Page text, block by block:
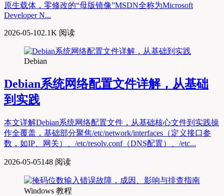
原生载体，零修改的“母版镜像”MSDN全称为Microsoft
Developer N...
2026-05-102.1K 阅读
Debian
Debian系统网络配置文件详解，从基础
到实践
本文详解Debian系统网络配置文件，从基础核心文件到实践操
作全覆盖，基础部分聚焦/etc/network/interfaces（定义接口参
数，如IP、网关）、/etc/resolv.conf（DNS配置）、/etc...
2026-05-05148 阅读
Windows 教程